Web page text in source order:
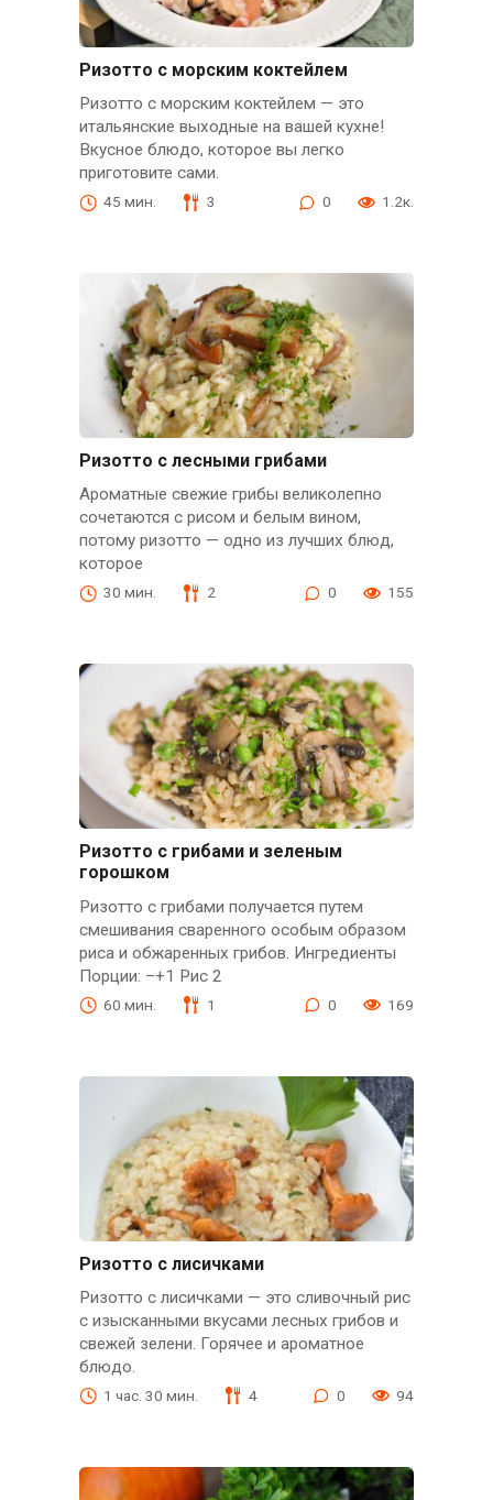
Ризотто с морским коктейлем
Ризотто с морским коктейлем — это
итальянские выходные на вашей кухне!
Вкусное блюдо, которое вы легко
приготовите сами.
45 мин. 3 0 1.2к.
Ризотто с лесными грибами
Ароматные свежие грибы великолепно
сочетаются с рисом и белым вином,
потому ризотто — одно из лучших блюд,
которое
30 мин. 2 0 155
Ризотто с грибами и зеленым
горошком
Ризотто с грибами получается путем
смешивания сваренного особым образом
риса и обжаренных грибов. Ингредиенты
Порции: –+1 Рис 2
60 мин. 1 0 169
Ризотто с лисичками
Ризотто с лисичками — это сливочный рис
с изысканными вкусами лесных грибов и
свежей зелени. Горячее и ароматное
блюдо.
1 час. 30 мин. 4 0 94